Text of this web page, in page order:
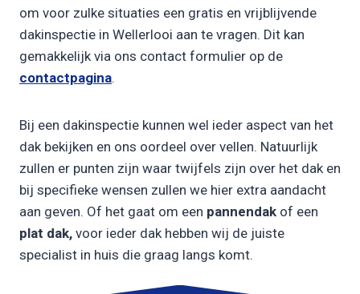
om voor zulke situaties een gratis en vrijblijvende
dakinspectie in Wellerlooi aan te vragen. Dit kan
gemakkelijk via ons contact formulier op de
contactpagina.
Bij een dakinspectie kunnen wel ieder aspect van het
dak bekijken en ons oordeel over vellen. Natuurlijk
zullen er punten zijn waar twijfels zijn over het dak en
bij specifieke wensen zullen we hier extra aandacht
aan geven. Of het gaat om een pannendak of een
plat dak, voor ieder dak hebben wij de juiste
specialist in huis die graag langs komt.